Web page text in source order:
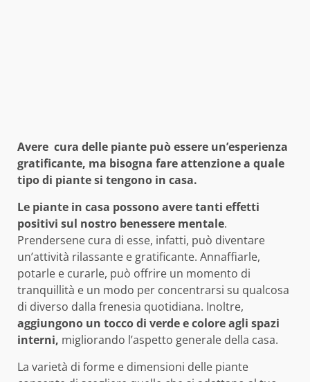
Avere cura delle piante può essere un’esperienza
gratificante, ma bisogna fare attenzione a quale
tipo di piante si tengono in casa.
Le piante in casa possono avere tanti effetti
positivi sul nostro benessere mentale.
Prendersene cura di esse, infatti, può diventare
un’attività rilassante e gratificante. Annaffiarle,
potarle e curarle, può offrire un momento di
tranquillità e un modo per concentrarsi su qualcosa
di diverso dalla frenesia quotidiana. Inoltre,
aggiungono un tocco di verde e colore agli spazi
interni, migliorando l’aspetto generale della casa.
La varietà di forme e dimensioni delle piante